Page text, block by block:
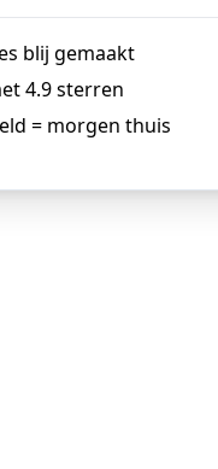
blij gemaakt
4.9 sterren
= morgen thuis